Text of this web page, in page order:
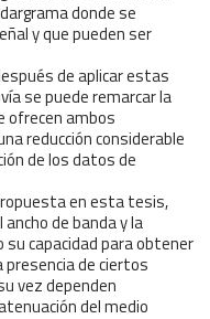
donde se
y que pueden ser
de aplicar estas
se puede remarcar la
ofrecen ambos
reducción considerable
de los datos de
en esta tesis,
de banda y la
capacidad para obtener
de ciertos
vez dependen
del medio